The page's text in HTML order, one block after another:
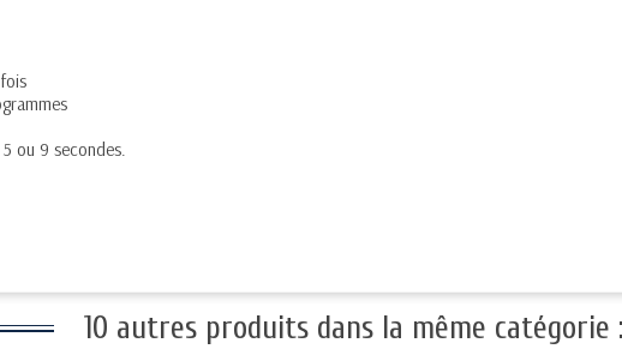
ou 9 secondes.
10 autres produits dans la même catégorie